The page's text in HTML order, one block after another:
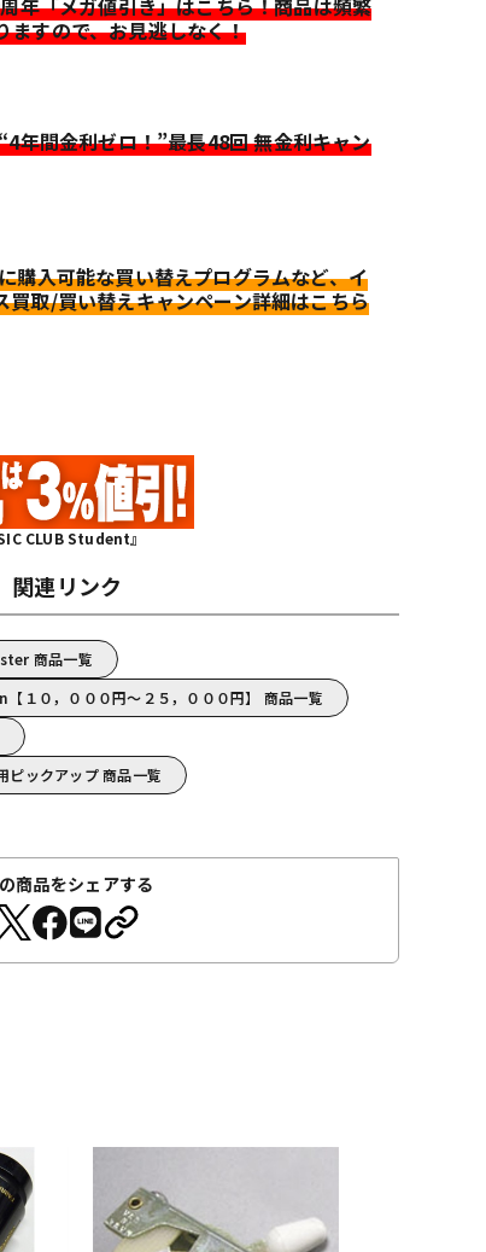
年「メガ値引き」はこちら！商品は頻繁
ますので、お見逃しなく！
年間金利ゼロ！”最長48回 無金利キャン
購入可能な買い替えプログラムなど、イ
買取/買い替えキャンペーン詳細はこちら
CLUB Student』
関連リンク
商品一覧
１０，０００円～２５，０００円】 商品一覧
ックアップ 商品一覧
商品をシェアする